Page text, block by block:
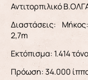
Αντιτορπιλικό
Διαστάσεις:
2,7m
Εκτόπισμα: 1.414
Πρόωση: 34.000